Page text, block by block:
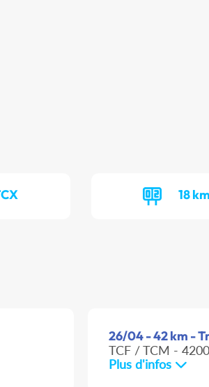
18
26/04 - 42 km -
TCF / TCM -
Plus d'infos